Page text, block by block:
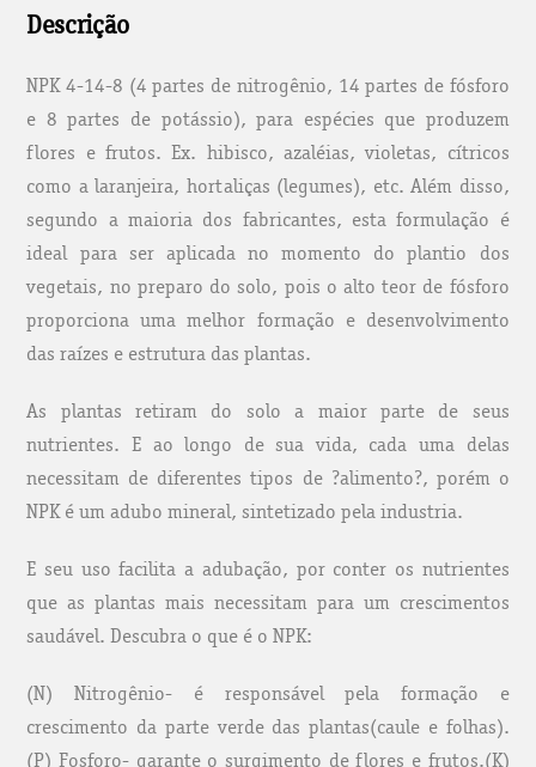
Descrição
NPK 4-14-8 (4 partes de nitrogênio, 14 partes de fósforo
e 8 partes de potássio), para espécies que produzem
flores e frutos. Ex. hibisco, azaléias, violetas, cítricos
como a laranjeira, hortaliças (legumes), etc. Além disso,
segundo a maioria dos fabricantes, esta formulação é
ideal para ser aplicada no momento do plantio dos
vegetais, no preparo do solo, pois o alto teor de fósforo
proporciona uma melhor formação e desenvolvimento
das raízes e estrutura das plantas.
As plantas retiram do solo a maior parte de seus
nutrientes. E ao longo de sua vida, cada uma delas
necessitam de diferentes tipos de ?alimento?, porém o
NPK é um adubo mineral, sintetizado pela industria.
E seu uso facilita a adubação, por conter os nutrientes
que as plantas mais necessitam para um crescimentos
saudável. Descubra o que é o NPK:
(N) Nitrogênio- é responsável pela formação e
crescimento da parte verde das plantas(caule e folhas).
(P) Fosforo- garante o surgimento de flores e frutos.(K)